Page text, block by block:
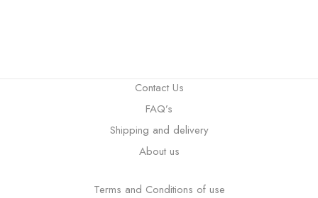
Contact Us
FAQ’s
Shipping and delivery
About us
Terms and Conditions of use